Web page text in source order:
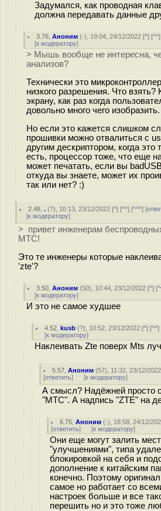
Задумался, как проводная
должна передавать данные
3.76 ,Аноним (-), 19:04, 24/12/2022 [^] [^^
[к модератору]
> Мышь вообще не интересна,
анализов?
Технически это
низкого разрешения. Что
экрану, как раз когда
довольно много чего изобразить.
Но если это кажется слишком
прошивки можно отвалиться с
другим дескриптором, когда это
есть, процессор тоже, что еще
может печатать, если вы
откуда вы знаете, может их
так или нет? :)
2.48 ,. (?), 10:13, 23/12/2022 [^] [^^] [^^^] [
[к модератору]
> привет инженерам
МТС!
Это те инженеры которые
'zte'?
3.50 ,Аноним (50), 10:44, 23/12/2022 [^] [
[к модератору]
И это не самое худшее
4.52 ,kusb (?), 10:52, 23/12/2022 [^] [^^]
[к модератору]
Наклеивать Zte поверх Mts
5.57 ,Аноним (57), 11:32, 23/12/
[ответить] [к модератору]
А смысл? Надёжней просто
"МТС". А надпись "ZTE" на
6.75 ,Аноним (-), 18:58, 24/12/
[ответить] [к модератору]
Они еще могут залить
"улучшениями", типа
блокировкой на себя и
дополнение к китайским
конечно. Поэтому
самое но работает со
настроек больше и все
перешить но и это тоже